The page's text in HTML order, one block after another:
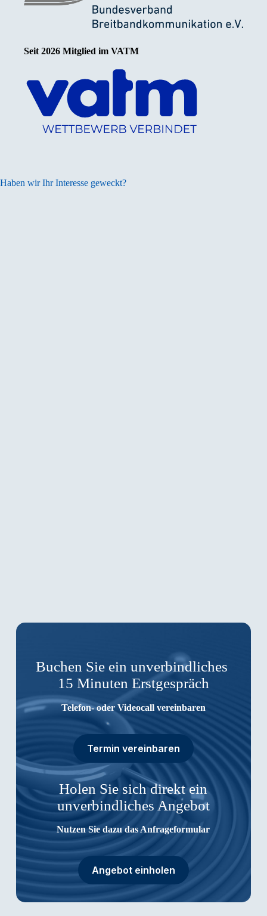
Seit 2026 Mitglied im VATM
Haben wir Ihr Interesse geweckt?
Buchen Sie ein unverbindliches
15 Minuten Erstgespräch
Telefon- oder Videocall vereinbaren
Termin vereinbaren
Holen Sie sich direkt ein
unverbindliches Angebot
Nutzen Sie dazu das Anfrageformular
Angebot einholen